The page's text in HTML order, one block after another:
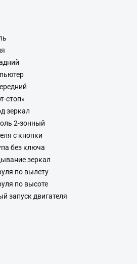
стоп»
зеркал
2-зонный
с кнопки
без ключа
зеркал
по вылету
по высоте
запуск двигателя